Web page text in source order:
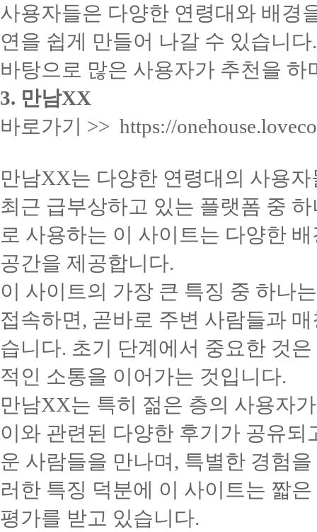
사용자들은 다양한 연령대와 배경
연을 쉽게 만들어 나갈 수 있습니
바탕으로 많은 사용자가 추천을
3. 만남XX
바로가기 >> https://
만남XX는 다양한 연령대의 사용
최근 급부상하고 있는 플랫폼 중
로 사용하는 이 사이트는 다양한
공간을 제공합니다.
이 사이트의 가장 큰 특징 중 하나
접속하면, 곧바로 주변 사람들과
습니다. 초기 단계에서 중요한 것
적인 소통을 이어가는 것입니다.
만남XX는 특히 젊은 층의 사용자
이와 관련된 다양한 후기가 공유
운 사람들을 만나며, 특별한 경험
러한 특징 덕분에 이 사이트는 짧
평가를 받고 있습니다.